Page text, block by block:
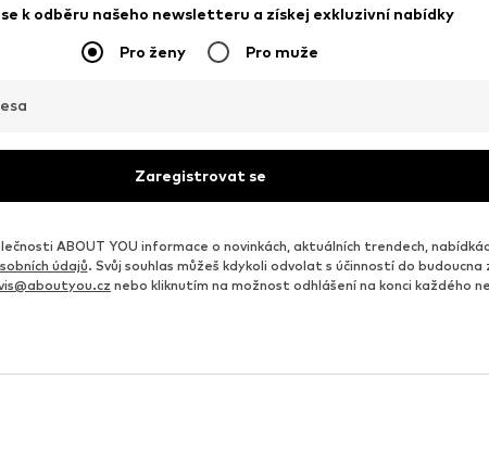
se k odběru našeho newsletteru a získej exkluzivní nabídky
Pro ženy Pro muže
Zaregistrovat se
ABOUT YOU informace o novinkách, aktuálních trendech,
údajů. Svůj souhlas můžeš kdykoli odvolat s účinností do budoucna
nebo kliknutím na možnost odhlášení na konci každého